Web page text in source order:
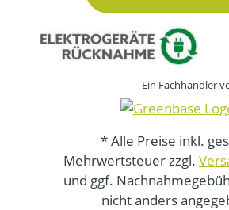
Ein Fachhändler
* Alle Preise inkl.
Mehrwertsteuer zzgl.
und ggf.
nicht anders